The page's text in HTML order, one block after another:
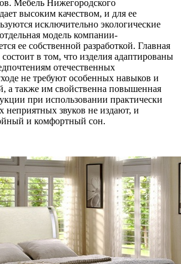
Мебель Нижегородского
высоким качеством, и для ее
исключительно экологические
модель компании-
ее собственной разработкой. Главная
в том, что изделия адаптированы
отечественных
не требуют особенных навыков и
а также им свойственна повышенная
при использовании практически
звуков не издают, и
и комфортный сон.